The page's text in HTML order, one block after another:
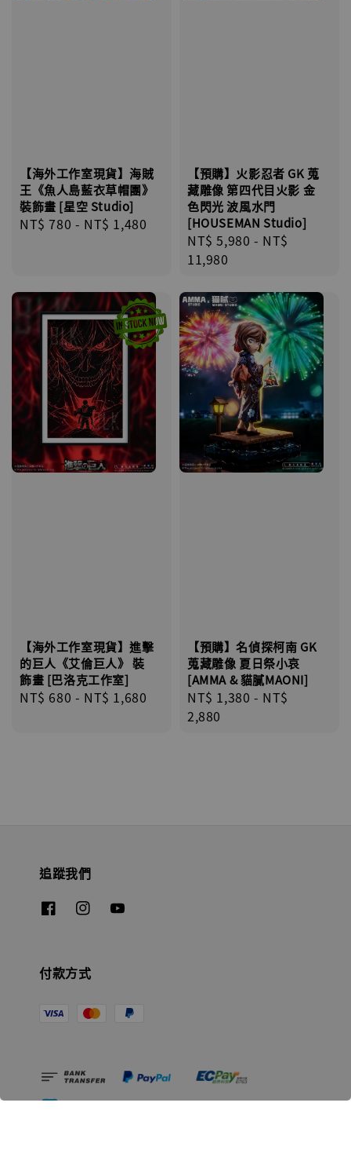
【海外工作室現貨】海賊
王《魚人島藍衣草帽團》
裝飾畫 [星空 Studio]
Regular
NT$ 780 - NT$ 1,480
【預購】火影忍者 GK 蒐
藏雕像 第四代目火影 金
色閃光 波風水門
[HOUSEMAN Studio]
Regular
price
NT$ 5,980 - NT$
11,980
【海外工作室現貨】進擊
的巨人《艾倫巨人》 裝
飾畫 [巴洛克工作室]
Regular
NT$ 680 - NT$ 1,680
【預購】名偵探柯南 GK
蒐藏雕像 夏日祭小哀
[AMMA & 貓膩MAONI]
Regular
price
NT$ 1,380 - NT$
2,880
追蹤我們
付款方式